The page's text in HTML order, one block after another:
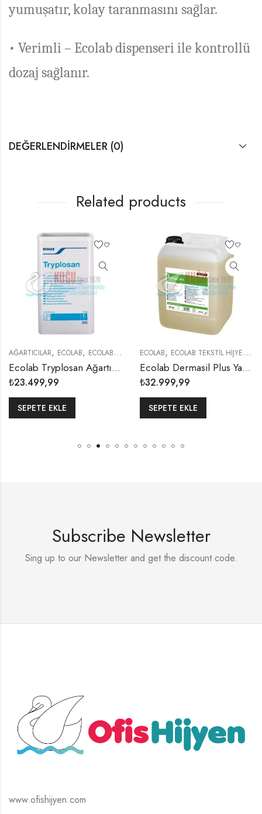
yumuşatır, kolay taranmasını sağlar.
• Verimli – Ecolab dispenseri ile kontrollü
dozaj sağlanır.
DEĞERLENDIRMELER (0)
Related products
AĞARTICILAR,ECOLAB,ECOLAB TEKSTİL HİJYENİ
Ecolab Tryplosan Ağartıcı ve Leke Çıkarıcı Toz 17 Kg
23.499,99
SEPETE EKLE
ECOLAB,ECOLAB TEKSTİL HİJYENİ ,
Ecolab Dermasil Plus Yağ ve Kir Çözücü Konsantre Yardımcı Yıkama Maddesi 20 Kg
32.999,99
SEPETE EKLE
Subscribe Newsletter
Sing up to our Newsletter and get the discount code.
www.ofishijyen.com